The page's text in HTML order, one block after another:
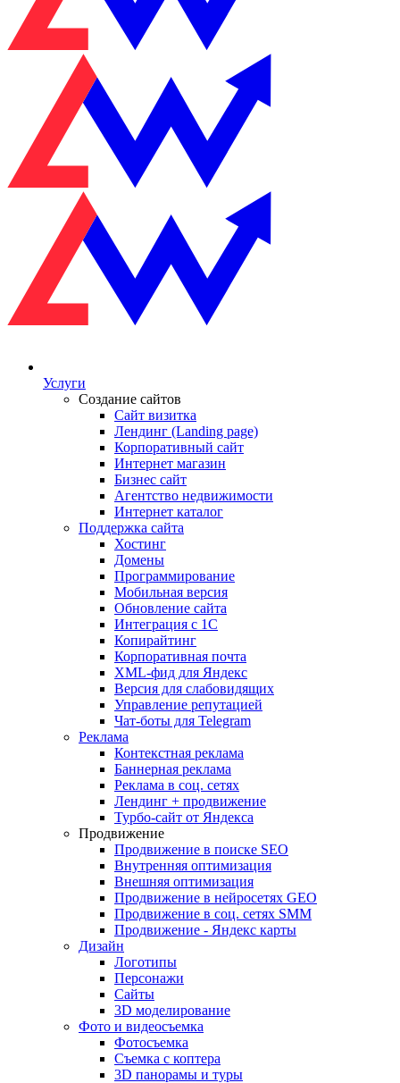
Услуги
Создание сайтов
Сайт визитка
Лендинг (Landing page)
Корпоративный сайт
Интернет магазин
Бизнес сайт
Агентство недвижимости
Интернет каталог
Поддержка сайта
Хостинг
Домены
Программирование
Мобильная версия
Обновление сайта
Интеграция с 1С
Копирайтинг
Корпоративная почта
XML-фид для Яндекс
Версия для слабовидящих
Управление репутацией
Чат-боты для Telegram
Реклама
Контекстная реклама
Баннерная реклама
Реклама в соц. сетях
Лендинг + продвижение
Турбо-сайт от Яндекса
Продвижение
Продвижение в поиске SEO
Внутренняя оптимизация
Внешняя оптимизация
Продвижение в нейросетях GEO
Продвижение в соц. сетях SMM
Продвижение - Яндекс карты
Дизайн
Логотипы
Персонажи
Сайты
3D моделирование
Фото и видеосъемка
Фотосъемка
Съемка с коптера
3D панорамы и туры